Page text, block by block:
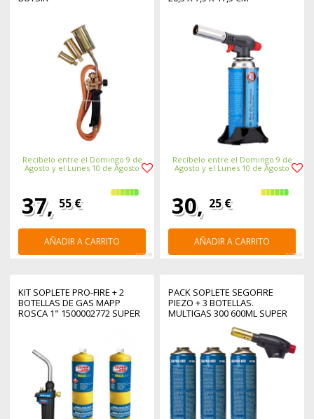
Recíbelo entre el Domingo 9 de
Agosto y el Lunes 10 de Agosto
37, 55 €
AÑADIR A CARRITO
367358
Recíbelo entre el Domingo 9 de
Agosto y el Lunes 10 de Agosto
30, 25 €
AÑADIR A CARRITO
367366
KIT SOPLETE PRO-FIRE + 2
BOTELLAS DE GAS MAPP
ROSCA 1" 1500002772 SUPER
PACK SOPLETE SEGOFIRE
PIEZO + 3 BOTELLAS.
MULTIGAS 300 600ML SUPER